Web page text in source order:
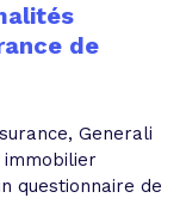
de
Generali
questionnaire de